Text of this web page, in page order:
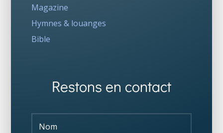
Magazine
Hymnes & louanges
Bible
Restons en contact